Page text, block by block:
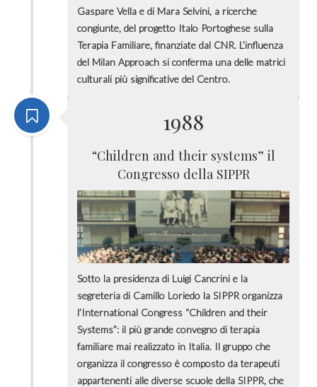
Gaspare Vella e di Mara Selvini, a ricerche
congiunte, del progetto Italo Portoghese sulla
Terapia Familiare, finanziate dal CNR. L’influenza
del Milan Approach si conferma una delle matrici
culturali più significative del Centro.
1988
“Children and their systems” il
Congresso della SIPPR
Sotto la presidenza di Luigi Cancrini e la
segreteria di Camillo Loriedo la SIPPR organizza
l’International Congress “Children and their
Systems”: il più grande convegno di terapia
familiare mai realizzato in Italia. Il gruppo che
organizza il congresso è composto da terapeuti
appartenenti alle diverse scuole della SIPPR, che